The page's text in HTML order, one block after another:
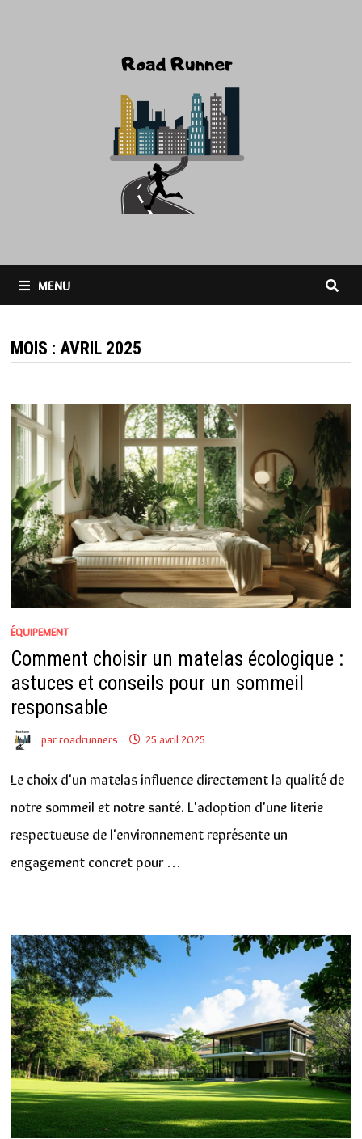
MENU
MOIS : AVRIL 2025
ÉQUIPEMENT
Comment choisir un matelas écologique :
astuces et conseils pour un sommeil
responsable
parroadrunners 25 avril 2025
Le choix d'un matelas influence directement la qualité de
notre sommeil et notre santé. L'adoption d'une literie
respectueuse de l'environnement représente un
engagement concret pour …